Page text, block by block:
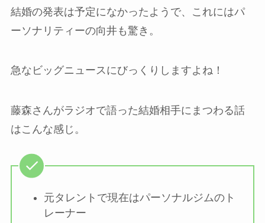
結婚の発表は予定になかったようで、これにはパ
ーソナリティーの向井も驚き。
急なビッグニュースにびっくりしますよね！
藤森さんがラジオで語った結婚相手にまつわる話
はこんな感じ。
元タレントで現在はパーソナルジムのト
レーナー